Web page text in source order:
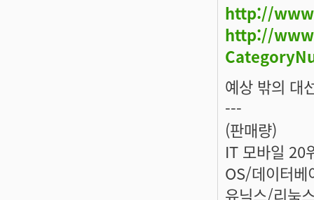
http://
http://
예상 밖의 대
---
(판매량)
IT 모바일 20
OS/데이터베
유닉스/리눅